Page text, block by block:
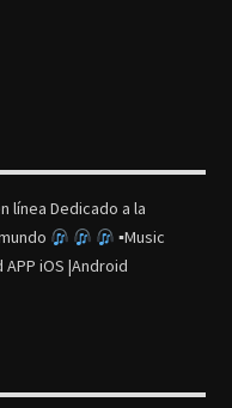
línea Dedicado a la
▪Music
iOS |Android